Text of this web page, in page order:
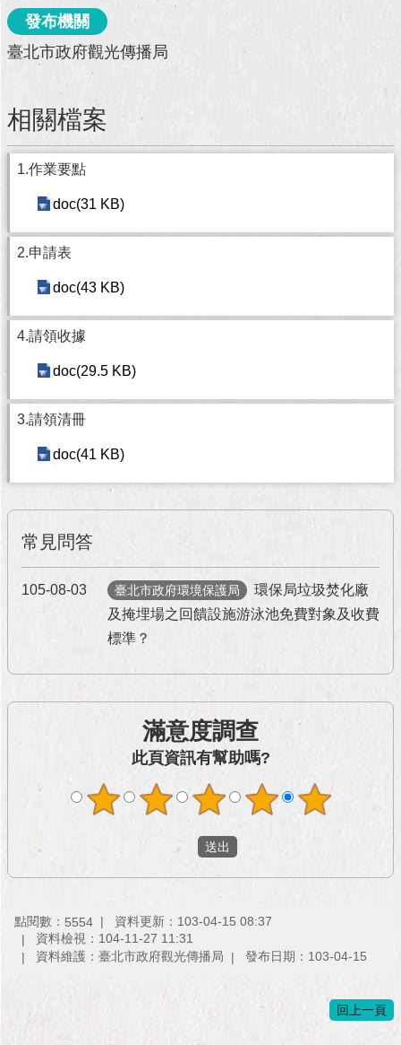
覽
English
見
問
答
聞
澄
雙
語
台
情
系
統
公
網
資
料
開
發布機關
臺北市政府觀光傳播局
相關檔案
1.作業要點
doc(31 KB)
2.申請表
doc(43 KB)
4.請領收據
doc(29.5 KB)
3.請領清冊
doc(41 KB)
常見問答
105-08-03 臺北市政府環境保護局
環保局垃圾焚化廠
及掩埋場之回饋設施游泳池免費對象及收費
標準？
滿意度調查
此頁資訊有幫助嗎?
點閱數： 5554
資料更新：103-04-15 08:37
資料檢視：104-11-27 11:31
資料維護：臺北市政府觀光傳播局
發布日期：103-04-15
回上一頁